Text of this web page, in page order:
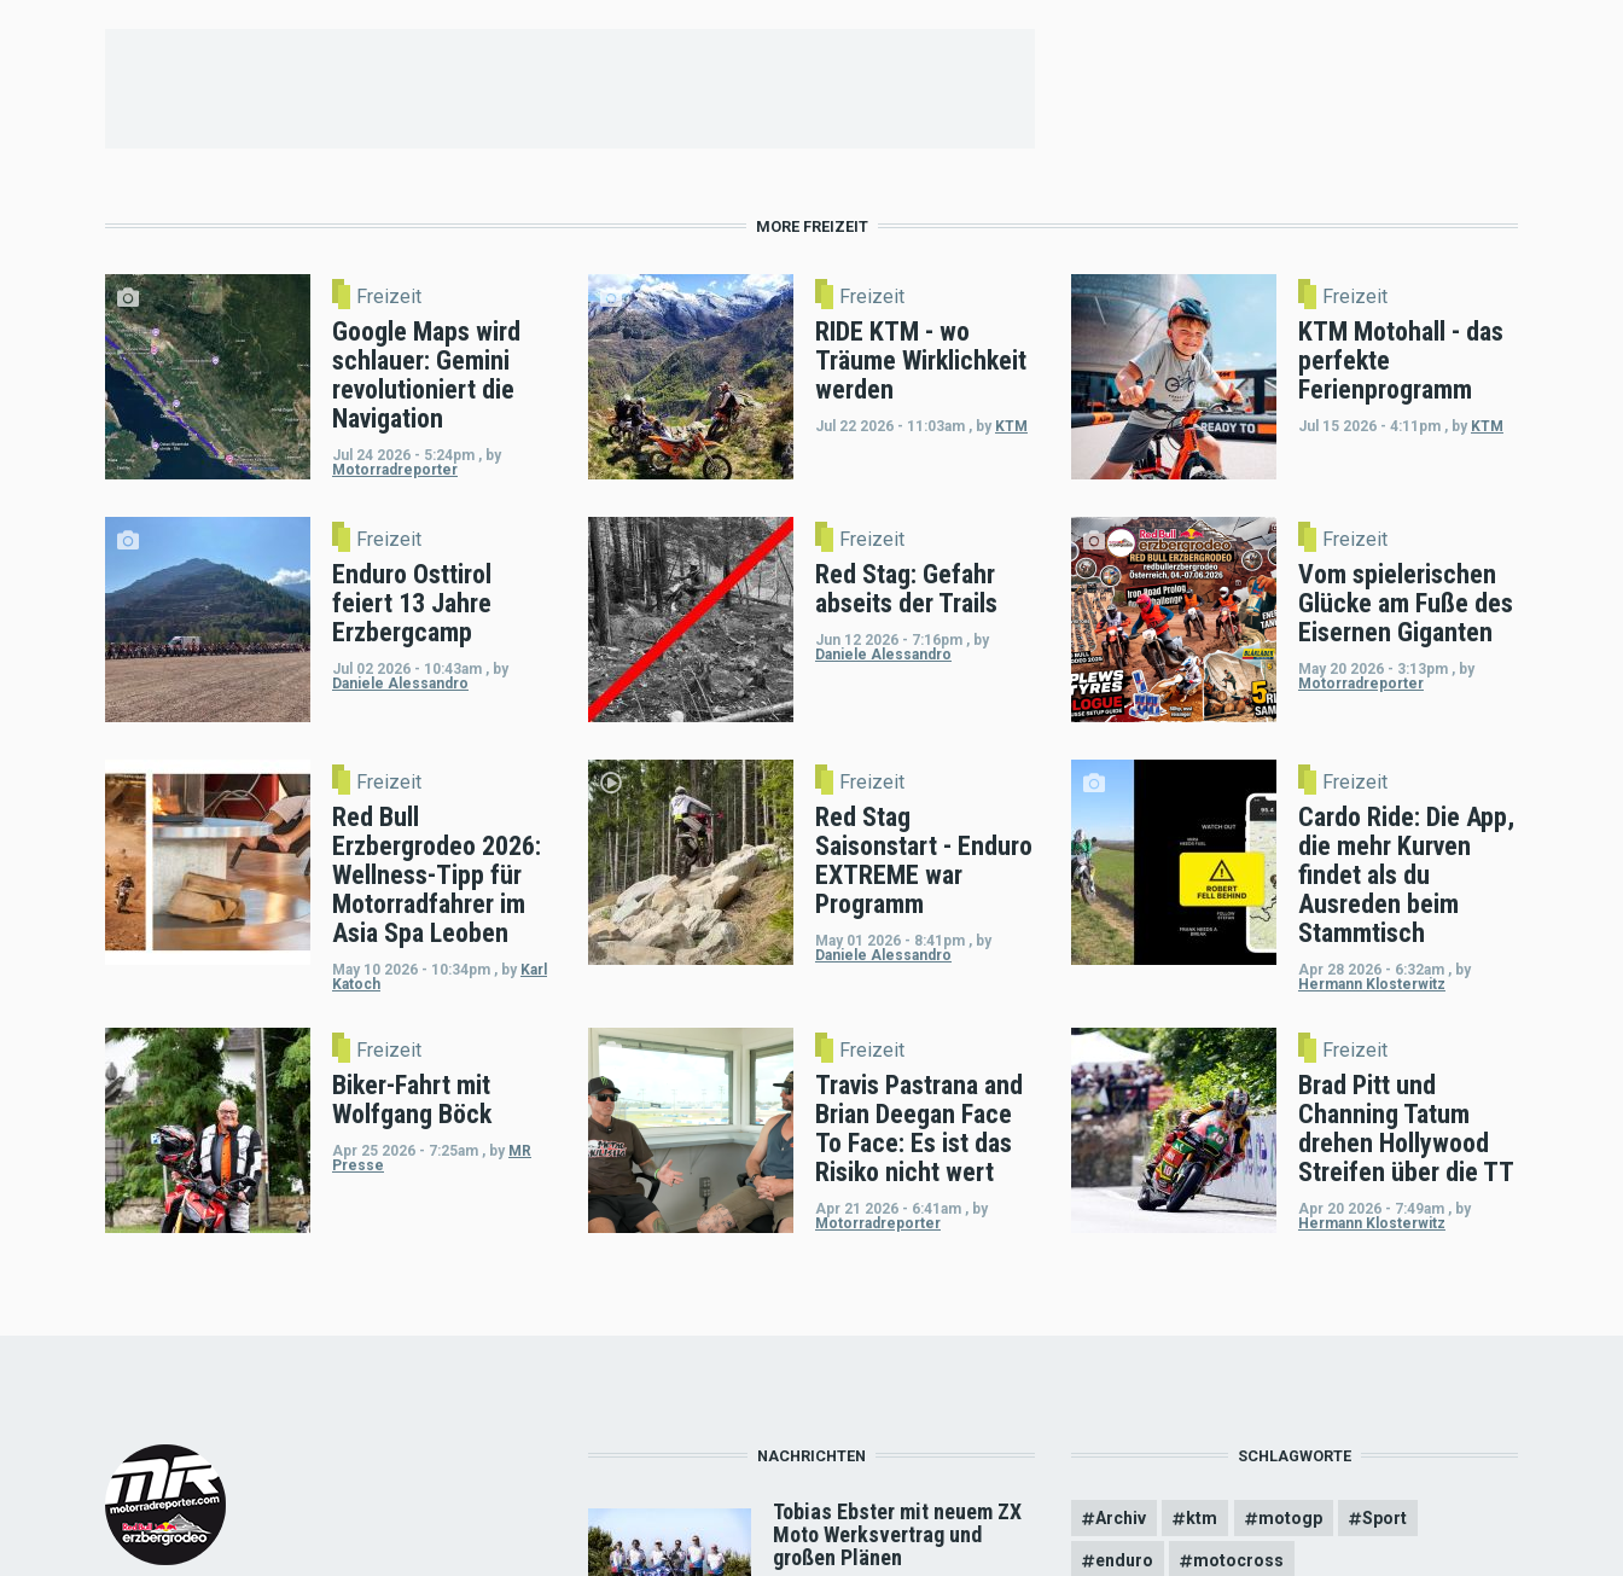
MORE FREIZEIT
Freizeit
Google Maps wird
schlauer: Gemini
revolutioniert die
Navigation
Jul 24 2026 - 5:24pm , by
Motorradreporter
Freizeit
RIDE KTM - wo
Träume Wirklichkeit
werden
Jul 22 2026 - 11:03am , by KTM
Freizeit
KTM Motohall - das
perfekte
Ferienprogramm
Jul 15 2026 - 4:11pm , by KTM
Freizeit
Enduro Osttirol
feiert 13 Jahre
Erzbergcamp
Jul 02 2026 - 10:43am , by
Daniele Alessandro
Freizeit
Red Stag: Gefahr
abseits der Trails
Jun 12 2026 - 7:16pm , by
Daniele Alessandro
Freizeit
Vom spielerischen
Glücke am Fuße des
Eisernen Giganten
May 20 2026 - 3:13pm , by
Motorradreporter
Freizeit
Red Bull
Erzbergrodeo 2026:
Wellness-Tipp für
Motorradfahrer im
Asia Spa Leoben
May 10 2026 - 10:34pm , by Karl
Katoch
Freizeit
Red Stag
Saisonstart - Enduro
EXTREME war
Programm
May 01 2026 - 8:41pm , by
Daniele Alessandro
Freizeit
Cardo Ride: Die App,
die mehr Kurven
findet als du
Ausreden beim
Stammtisch
Apr 28 2026 - 6:32am , by
Hermann Klosterwitz
Freizeit
Biker-Fahrt mit
Wolfgang Böck
Apr 25 2026 - 7:25am , by MR
Presse
Freizeit
Travis Pastrana and
Brian Deegan Face
To Face: Es ist das
Risiko nicht wert
Apr 21 2026 - 6:41am , by
Motorradreporter
Freizeit
Brad Pitt und
Channing Tatum
drehen Hollywood
Streifen über die TT
Apr 20 2026 - 7:49am , by
Hermann Klosterwitz
NACHRICHTEN
Tobias Ebster mit neuem ZX
Moto Werksvertrag und
großen Plänen
SCHLAGWORTE
Archiv ktm motogp Sport
enduro motocross